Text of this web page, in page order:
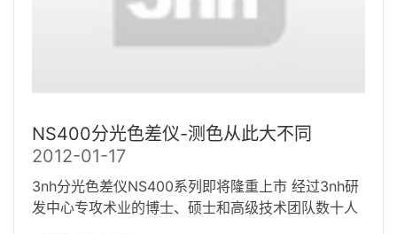
NS400分光色差仪-测色从此大不同
2012-01-17
3nh分光色差仪NS400系列即将隆重上市 经过3nh研
发中心专攻术业的博士、硕士和高级技术团队数十人